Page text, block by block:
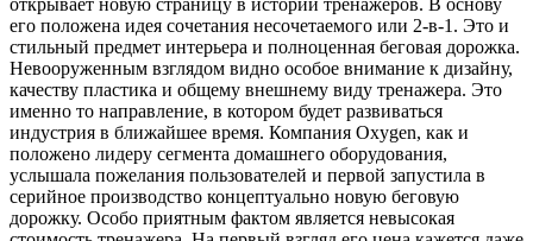
открывает новую страницу в истории тренажеров. В основу
его положена идея сочетания несочетаемого или 2-в-1. Это и
стильный предмет интерьера и полноценная беговая дорожка.
Невооруженным взглядом видно особое внимание к дизайну,
качеству пластика и общему внешнему виду тренажера. Это
именно то направление, в котором будет развиваться
индустрия в ближайшее время. Компания Oxygen, как и
положено лидеру сегмента домашнего оборудования,
услышала пожелания пользователей и первой запустила в
серийное производство концептуально новую беговую
дорожку. Особо приятным фактом является невысокая